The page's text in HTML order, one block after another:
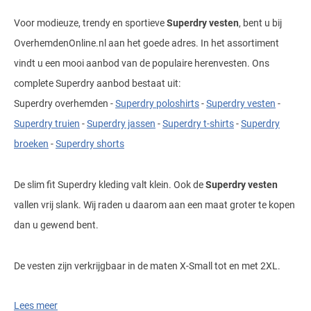
Tramarossa
UBR
Vanguard
Alle Merken
Voor modieuze, trendy en sportieveSuperdry vesten, bent u bij
OverhemdenOnline.nl aan het goede adres. In het assortiment
vindt u een mooi aanbod van de populaire herenvesten. Ons
complete Superdry aanbod bestaat uit:
Superdry overhemden -Superdry poloshirts-Superdry vesten -
Superdry truien -Superdry jassen -Superdry t-shirts-Superdry
broeken -Superdry shorts
De slim fit Superdry kleding valt klein. Ook deSuperdry vesten
vallen vrij slank. Wij raden u daarom aan een maat groter te kopen
dan u gewend bent.
De vesten zijn verkrijgbaar in de maten X-Small tot en met 2XL.
Jonge sportieve look
Lees meer